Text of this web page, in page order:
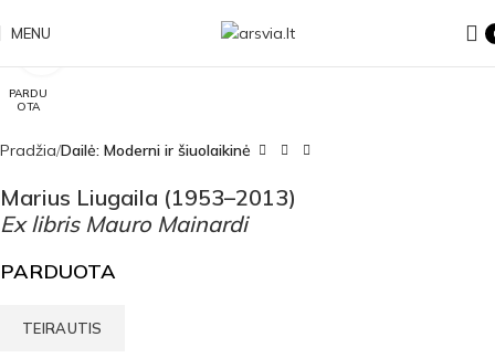
MENU
PARDU
OTA
Pradžia Dailė: Moderni ir šiuolaikinė
Marius Liugaila (1953–2013)
Ex libris Mauro Mainardi
PARDUOTA
TEIRAUTIS